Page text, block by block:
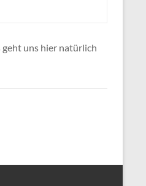
uns hier natürlich